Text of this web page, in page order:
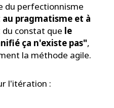
du perfectionnisme
pragmatisme et à
constat que le
ça n'existe pas",
la méthode agile.
l'itération :